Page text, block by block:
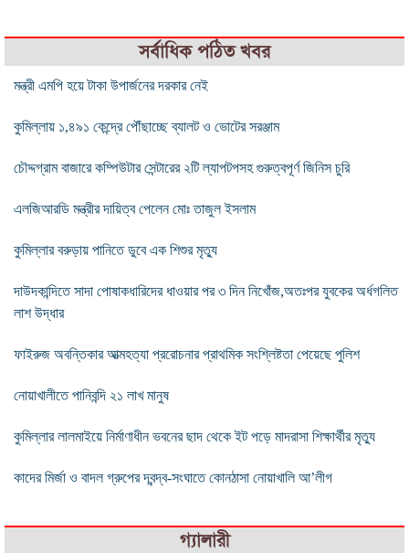
সর্বাধিক পঠিত খবর
মন্ত্রী এমপি হয়ে টাকা উপার্জনের দরকার নেই
কুমিল্লায় ১,৪৯১ কেন্দ্রে পৌঁছাচ্ছে ব্যালট ও ভোটের সরঞ্জাম
চৌদ্দগ্রাম বাজারে কম্পিউটার সেন্টারের ২টি ল্যাপটপসহ গুরুত্বপূর্ণ জিনিস চুরি
এলজিআরডি মন্ত্রীর দায়িত্ব পেলেন মোঃ তাজুল ইসলাম
কুমিল্লার বরুড়ায় পানিতে ডুবে এক শিশুর মৃত্যু
দাউদকান্দিতে সাদা পোষাকধারিদের ধাওয়ার পর ৩ দিন নিখোঁজ,অতঃপর যুবকের অর্ধগলিত
লাশ উদ্ধার
ফাইরুজ অবন্তিকার আত্মহত্যা প্ররোচনার প্রাথমিক সংশ্লিষ্টতা পেয়েছে পুলিশ
নোয়াখালীতে পানিবন্দি ২১ লাখ মানুষ
কুমিল্লার লালমাইয়ে নির্মাণাধীন ভবনের ছাদ থেকে ইট পড়ে মাদরাসা শিক্ষার্থীর মৃত্যু
কাদের মির্জা ও বাদল গ্রুপের দ্বন্দ্ব-সংঘাতে কোনঠাসা নোয়াখালি আ’লীগ
গ্যালারী